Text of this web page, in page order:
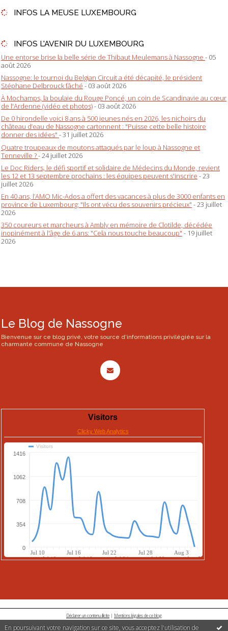
En poursuivant votre navigation sur ce site, vous acceptez l'utilisation de
INFOS LA MEUSE LUXEMBOURG
INFOS L'AVENIR DU LUXEMBOURG
Une entorse brise la belle série de Thibaut Meulemans à Nassogne - 05
août 2026
Nassogne: le tournoi du Belgian Circuit a été décapité, le président
Stéphane Delbrouck fâché - 03 août 2026
À Mochamps, la boulaie du Rouge Poncé, un coin de Scandinavie au cœur
de l'Ardenne (vidéo et photos)- 03 août 2026
De 0 hirondelle voici 8 ans à 500 jeunes nés en 2026, les nichoirs du
château d’eau de Nassogne cartonnent : "Puisse cette belle histoire
donner des idées" - 31 juillet 2026
Quatre troupeaux de moutons attaqués par le loup à Nassogne et
Tenneville ?- 24 juillet 2026
Le Doc Riders, le défi sportif et solidaire de Médecins du Monde, revient
les 12 et 13 septembre prochains : les équipes peuvent s'inscrire - 23
juillet 2026
En 40 ans, l’AMO Mic-Ados a offert des vacances à plus de 3000 enfants en
province de Luxembourg: "Ils ont vécu des souvenirs précieux" - 23 juillet
2026
350 coureurs et marcheurs à Ambly en mémoire de Clotilde, décédée
inopinément à l'âge de 6 ans: "Cela nous touche beaucoup" - 19 juillet
2026
Le Blog de Nassogne
Bienvenue sur ce blog privé, votre source d'informations privilégiée sur la
charmante commune de Nassogne
Déclarer un contenu illicite | Mentions légales de ce blog